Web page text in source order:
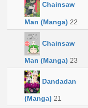
Chainsaw
Man (Manga) 22
Chainsaw
Man (Manga) 23
Dandadan
(Manga) 21